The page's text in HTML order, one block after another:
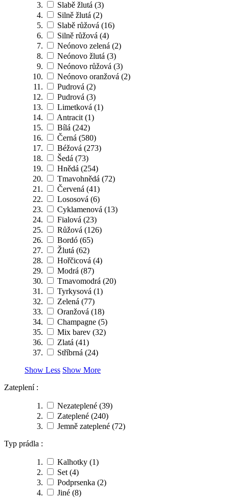
Slabě žlutá (3)
Silně žlutá (2)
Slabě růžová (16)
Silně růžová (4)
Neónovo zelená (2)
Neónovo žlutá (3)
Neónovo růžová (3)
Neónovo oranžová (2)
Pudrová (2)
Pudrová (3)
Limetková (1)
Antracit(1)
Bílá (242)
Černá (580)
Béžová (273)
Šedá (73)
Hnědá (254)
Tmavohnědá (72)
Červená (41)
Lososová (6)
Cyklamenová (13)
Fialová (23)
Růžová (126)
Bordó (65)
Žlutá (62)
Hořčicová (4)
Modrá (87)
Tmavomodrá (20)
Tyrkysová (1)
Zelená (77)
Oranžová (18)
Champagne (5)
Mix barev (32)
Zlatá (41)
Stříbrná (24)
Show Less Show More
Zateplení :
Nezateplené (39)
Zateplené (240)
Jemně zateplené (72)
Typ prádla :
Kalhotky (1)
Set(4)
Podprsenka (2)
Jiné (8)